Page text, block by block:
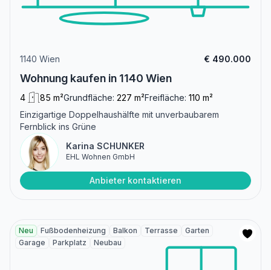
1140 Wien € 490.000
Wohnung kaufen in 1140 Wien
4 85 m²Grundfläche: 227 m²Freifläche: 110 m²
Einzigartige Doppelhaushälfte mit unverbaubarem
Fernblick ins Grüne
Karina SCHUNKER
EHL Wohnen GmbH
Anbieter kontaktieren
Neu Fußbodenheizung Balkon Terrasse
Garten
Garage
Parkplatz Neubau